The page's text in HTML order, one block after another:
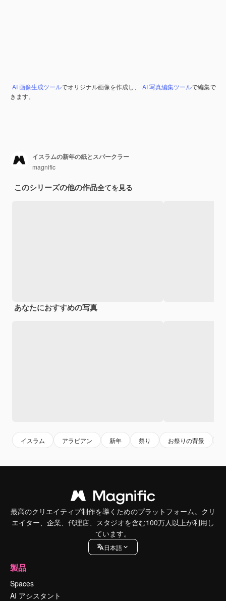
AI 画像生成ツールでオリジナル画像を作成し、 AI 写真編集ツールで編集で
きます。
イスラムの新年の紙とスパークラー
magnific
このシリーズの他の作品全てを見る
あなたにおすすめの写真
イスラム アラビアン 新年 祭り お祭りの背景
最高のクリエイティブ制作を導くためのプラットフォーム。クリ
エイター、企業、代理店、スタジオを含む100万人以上が利用し
ています。
日本語
製品
Spaces
AI アシスタント